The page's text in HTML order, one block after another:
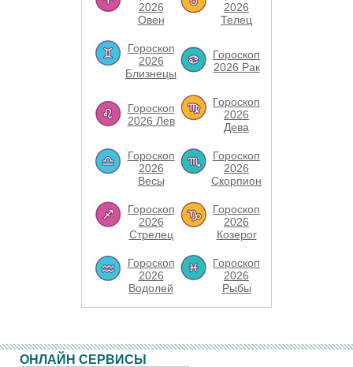
2026
Овен
2026
Телец
Гороскоп
2026
Близнецы
Гороскоп
2026 Рак
Гороскоп
2026 Лев
Гороскоп
2026
Дева
Гороскоп
2026
Весы
Гороскоп
2026
Скорпион
Гороскоп
2026
Стрелец
Гороскоп
2026
Козерог
Гороскоп
2026
Водолей
Гороскоп
2026
Рыбы
ОНЛАЙН СЕРВИСЫ